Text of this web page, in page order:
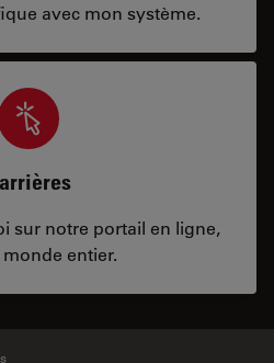
avec mon système.
sur notre portail en ligne,
entier.